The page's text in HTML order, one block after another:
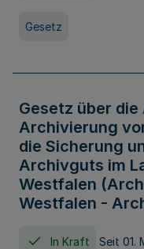
Gesetz
Gesetz über
Archivierung
die Sicherung
Archivguts im
Westfalen
Westfalen -
In Kraft Seit 01.